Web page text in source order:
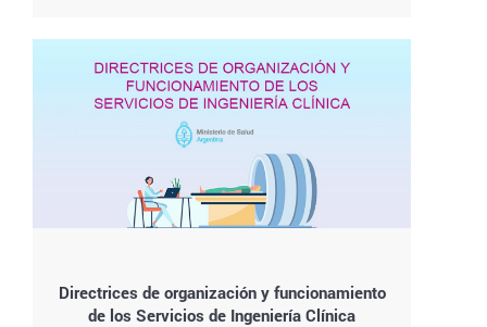
Directrices de organización y funcionamiento
de los Servicios de Ingeniería Clínica